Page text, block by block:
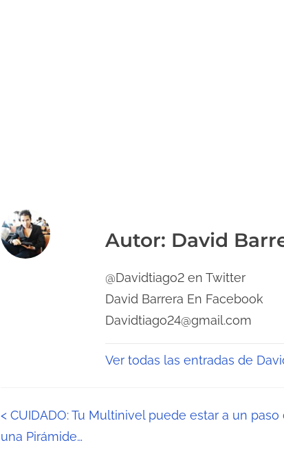
Autor: David
@Davidtiago2 en Twitter
David Barrera En Facebook
Davidtiago24@gmail.com
Ver todas las entradas de
N
a
< CUIDADO: Tu Multinivel puede estar a un paso
una Pirámide…